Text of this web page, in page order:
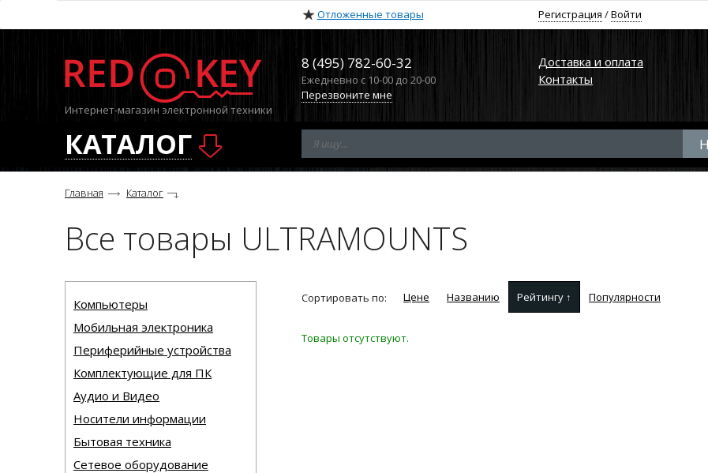
Отложенные товары Регистрация /Войти
Интернет-магазин электронной техники
8 (495) 782-60-32
Ежедневно с 10-00 до 20-00
Перезвоните мне
Доставка и оплата
Контакты
КАТАЛОГ
Главная Каталог
Все товары ULTRAMOUNTS
Компьютеры
Мобильная электроника
Периферийные устройства
Комплектующие для ПК
Аудио и Видео
Носители информации
Бытовая техника
Сетевое оборудование
Сортировать по: Цене Названию Рейтингу ↑ Популярности
Товары отсутствуют.